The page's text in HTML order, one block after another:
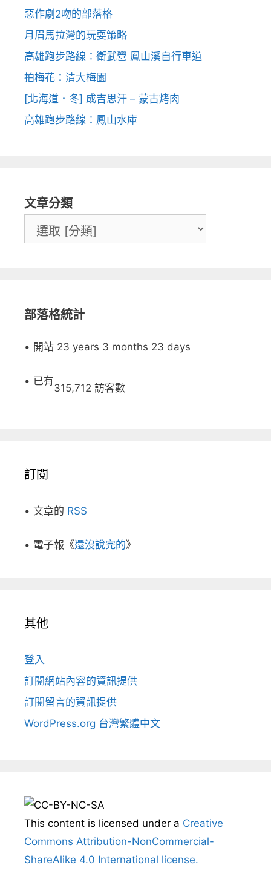
惡作劇2吻的部落格
月眉馬拉灣的玩耍策略
高雄跑步路線：衛武營 鳳山溪自行車道
拍梅花：清大梅園
[北海道．冬] 成吉思汗 – 蒙古烤肉
高雄跑步路線：鳳山水庫
文章分類
部落格統計
• 開站 23 years 3 months 23 days
• 已有
315,712 訪客數
訂閱
• 文章的 RSS
• 電子報《還沒說完的》
其他
登入
訂閱網站內容的資訊提供
訂閱留言的資訊提供
WordPress.org 台灣繁體中文
This content is licensed under a Creative
Commons Attribution-NonCommercial-
ShareAlike 4.0 International license.